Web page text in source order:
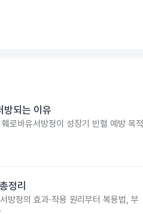
방되는 이유
로바유서방정이 성장기 빈혈 예방 목적
정리
방정의 효과·작용 원리부터 복용법, 부